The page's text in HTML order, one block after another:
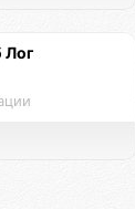
Лог